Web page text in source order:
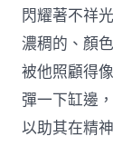
閃耀著不祥
濃稠的、顏
被他照顧得
彈一下缸邊
以助其在精